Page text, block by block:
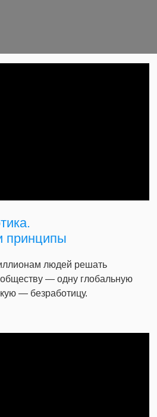
принципы
людей решать
— одну глобальную
— безработицу.